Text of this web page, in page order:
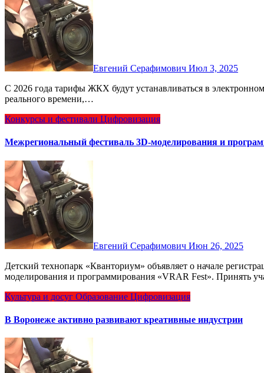
Евгений Серафимович Июл 3, 2025
С 2026 года тарифы ЖКХ будут устанавливаться в электронном виде. Создание системы мониторинга цен в режиме
реального времени,…
Конкурсы и фестивали Цифровизация
Межрегиональный фестиваль 3D-моделирования и
Евгений Серафимович Июн 26, 2025
Детский технопарк «Кванториум» объявляет о начале регистрации на межрегиональный фестиваль 3D-
моделирования и программирования «VRAR Fest». Принять
Культура и досуг Образование Цифровизация
В Воронеже активно развивают креативные индустрии